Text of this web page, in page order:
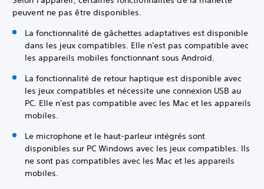
peuvent ne pas être disponibles.
La fonctionnalité de gâchettes adaptatives est disponible
dans les jeux compatibles. Elle n'est pas compatible avec
les appareils mobiles fonctionnant sous Android.
La fonctionnalité de retour haptique est disponible avec
les jeux compatibles et nécessite une connexion USB au
PC. Elle n'est pas compatible avec les Mac et les appareils
mobiles.
Le microphone et le haut-parleur intégrés sont
disponibles sur PC Windows avec les jeux compatibles. Ils
ne sont pas compatibles avec les Mac et les appareils
mobiles.